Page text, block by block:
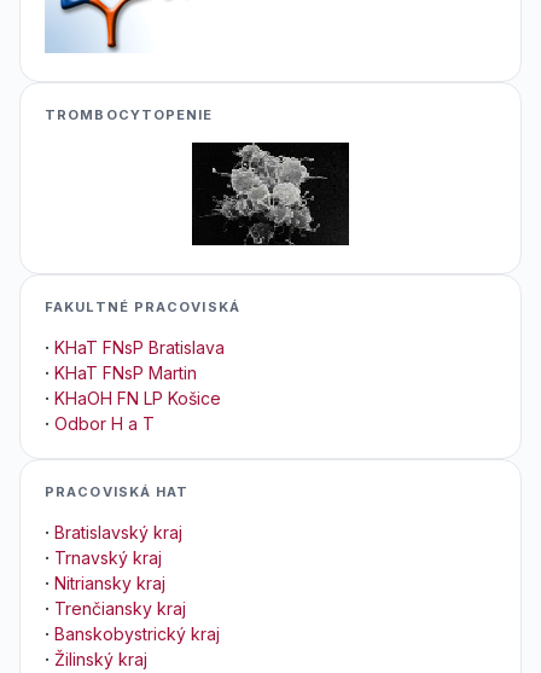
TROMBOCYTOPENIE
FAKULTNÉ PRACOVISKÁ
· KHaT FNsP Bratislava
· KHaT FNsP Martin
· KHaOH FN LP Košice
· Odbor H a T
PRACOVISKÁ HAT
· Bratislavský kraj
· Trnavský kraj
· Nitriansky kraj
· Trenčiansky kraj
· Banskobystrický kraj
· Žilinský kraj